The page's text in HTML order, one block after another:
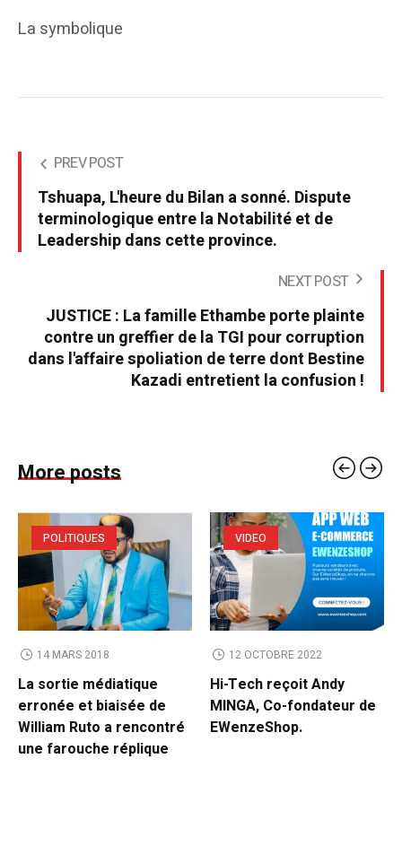
La symbolique
PREV POST
Tshuapa, L'heure du Bilan a sonné. Dispute
terminologique entre la Notabilité et de
Leadership dans cette province.
NEXT POST
JUSTICE : La famille Ethambe porte plainte
contre un greffier de la TGI pour corruption
dans l'affaire spoliation de terre dont Bestine
Kazadi entretient la confusion !
More posts
POLITIQUES
14 MARS 2018
La sortie médiatique
erronée et biaisée de
William Ruto a rencontré
une farouche réplique
VIDEO
12 OCTOBRE 2022
Hi-Tech reçoit Andy
MINGA, Co-fondateur de
EWenzeShop.